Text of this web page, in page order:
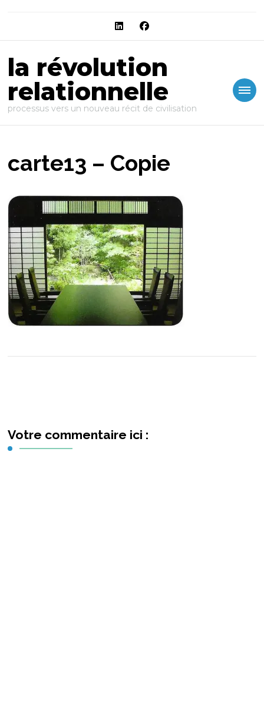
la révolution
relationnelle
processus vers un nouveau récit de civilisation
carte13 – Copie
Votre commentaire ici :